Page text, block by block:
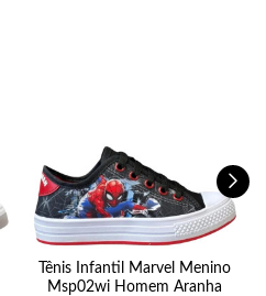
Tênis Infantil Marvel Menino
Msp02wi Homem Aranha